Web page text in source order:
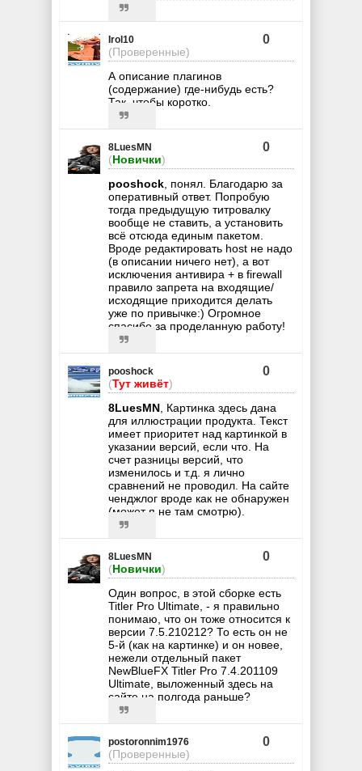
Irol10
(Проверенные)
0
А описание плагинов
(содержание) где-нибудь есть?
Так, чтобы коротко.
8LuesMN
(Новички)
0
pooshock , понял. Благодарю за
оперативный ответ. Попробую
тогда предыдущую титровалку
вообще не ставить, а установить
всё отсюда единым пакетом.
Вроде редактировать host не надо
(в описании ничего нет), а вот
исключения антивира + в firewall
правило запрета на входящие/
исходящие приходится делать
уже по привычке:) Огромное
спасибо за проделанную работу!
pooshock
(Тут живёт)
0
8LuesMN , Картинка здесь дана
для иллюстрации продукта. Текст
имеет приоритет над картинкой в
указании версий, если что. На
счет разницы версий, что
изменилось и т.д. я лично
сравнений не проводил. На сайте
ченджлог вроде как не обнаружен
(может я не там смотрю).
8LuesMN
(Новички)
0
Один вопрос, в этой сборке есть
Titler Pro Ultimate, - я правильно
понимаю, что он тоже относится к
версии 7.5.210212? То есть он не
5-й (как на картинке) и он новее,
нежели отдельный пакет
NewBlueFX Titler Pro 7.4.201109
Ultimate, выложенный здесь на
сайте на полгода раньше?
postoronnim1976
(Проверенные)
0